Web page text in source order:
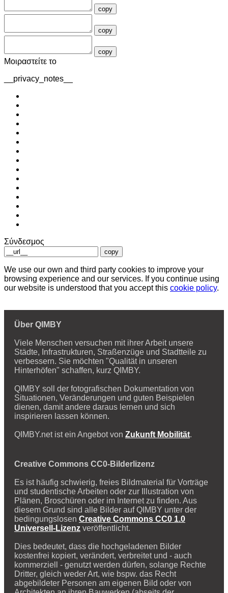
copy
copy
copy
Μοιραστείτε το
__privacy_notes__
Σύνδεσμος
copy
We use our own and third party cookies to improve your
browsing experience and our services. If you continue using
our website is understood that you accept this cookie policy.
Über QIMBY
Viele Menschen versuchen mit ihrer Arbeit unsere
Städte, Infrastrukturen, Straßenzüge und Stadtteile zu
verbessern. Sie möchten "Qualität in unseren
Hinterhöfen" schaffen, kurz QIMBY.
QIMBY soll der fotografischen Dokumentation von
Situationen, Veränderungen und guten Beispielen
dienen, damit andere daraus lernen und sich
inspirieren lassen können.
QIMBY.net ist ein Angebot von Zukunft Mobilität.
Creative Commons CC0-Bilderlizenz
Es ist häufig schwierig, freies Bildmaterial für Vorträge
und studentische Arbeiten oder zur Illustration von
Plänen, Broschüren oder im Internet zu finden. Aus
diesem Grund sind alle Bilder auf QIMBY unter der
bedingungslosen Creative Commons CC0 1.0
Universell-Lizenz veröffentlicht.
Dies bedeutet, dass die hochgeladenen Bilder
kostenfrei kopiert, verändert, verbreitet und - auch
kommerziell - genutzt werden dürfen, solange Rechte
Dritter, gleich weder Art, wie bspw. das Recht
abgebildeter Personen am eigenen Bild oder von